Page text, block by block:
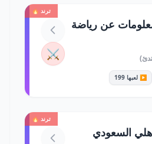
ترند 🔥
عن رياضة
▶️ لعبها 199
⚔️
ترند 🔥
السعودي